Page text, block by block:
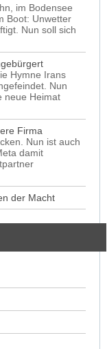
im Bodensee
Boot: Unwetter
Nun soll sich
Hymne Irans
Nun
neue Heimat
Firma
Nun ist auch
damit
der Macht